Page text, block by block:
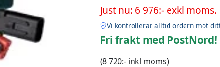
Just nu: 6 976:- exkl moms.
Vi kontrollerar alltid ordern mot
Fri frakt med PostNord!
(8 720:- inkl moms)